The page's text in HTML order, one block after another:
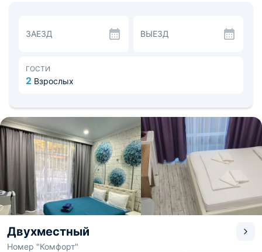
могут воспользоваться мангалом. Рядом находятся
продуктовые магазины и кафе.
18,8 км, до аэропорта — 82 км.
ЗАЕЗД ВЫЕЗД
ГОСТИ
2 Взрослых
Двухместный
Номер "Комфорт"